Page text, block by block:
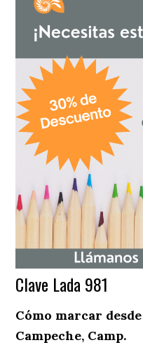
Clave Lada 981
Cómo marcar
Campeche, Camp.